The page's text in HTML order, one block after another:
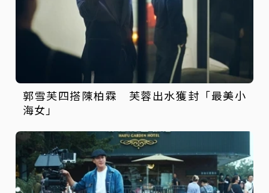
郭雪芙四搭陳柏霖 芙蓉出水獲封「最美小
海女」